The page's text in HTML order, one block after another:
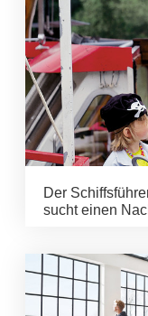
Der
sucht einen